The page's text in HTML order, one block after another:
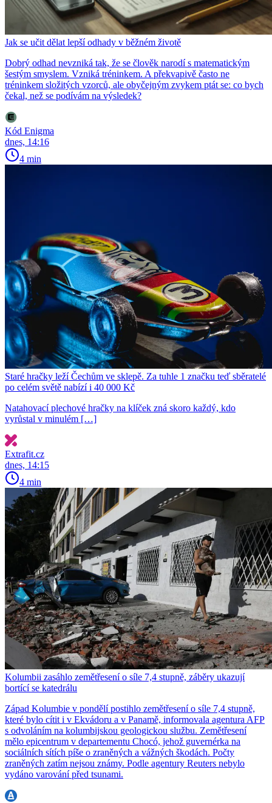
Jak se učit dělat lepší odhady v běžném životě
Dobrý odhad nevzniká tak, že se člověk narodí s matematickým
šestým smyslem. Vzniká tréninkem. A překvapivě často ne
tréninkem složitých vzorců, ale obyčejným zvykem ptát se: co bych
čekal, než se podívám na výsledek?
Kód Enigma
dnes, 14:16
4 min
Staré hračky leží Čechům ve sklepě. Za tuhle 1 značku teď sběratelé
po celém světě nabízí i 40 000 Kč
Natahovací plechové hračky na klíček zná skoro každý, kdo
vyrůstal v minulém […]
Extrafit.cz
dnes, 14:15
4 min
Kolumbii zasáhlo zemětřesení o síle 7,4 stupně, záběry ukazují
bortící se katedrálu
Západ Kolumbie v pondělí postihlo zemětřesení o síle 7,4 stupně,
které bylo cítit i v Ekvádoru a v Panamě, informovala agentura AFP
s odvoláním na kolumbijskou geologickou službu. Zemětřesení
mělo epicentrum v departementu Chocó, jehož guvernérka na
sociálních sítích píše o zraněných a vážných škodách. Počty
zraněných zatím nejsou známy. Podle agentury Reuters nebylo
vydáno varování před tsunami.